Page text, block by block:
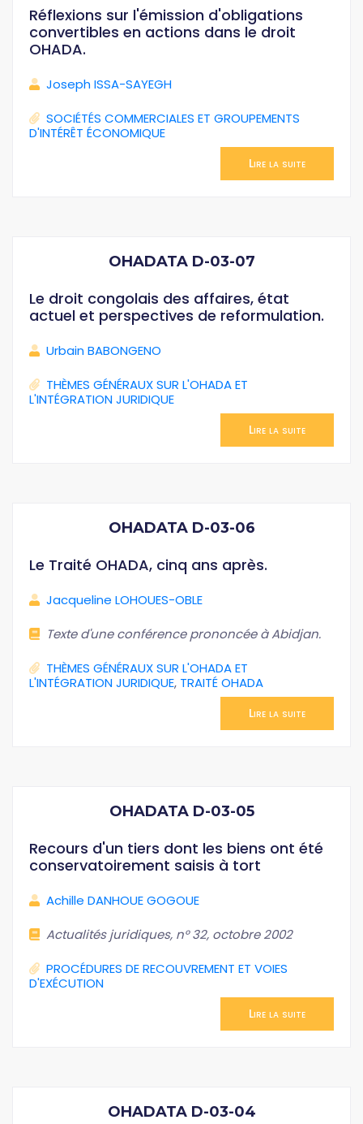
Réflexions sur l'émission d'obligations
convertibles en actions dans le droit
OHADA.
Joseph ISSA-SAYEGH
SOCIÉTÉS COMMERCIALES ET GROUPEMENTS
D'INTÉRÊT ÉCONOMIQUE
Lire la suite
OHADATA D-03-07
Le droit congolais des affaires, état
actuel et perspectives de reformulation.
Urbain BABONGENO
THÈMES GÉNÉRAUX SUR L'OHADA ET
L'INTÉGRATION JURIDIQUE
Lire la suite
OHADATA D-03-06
Le Traité OHADA, cinq ans après.
Jacqueline LOHOUES-OBLE
Texte d'une conférence prononcée à Abidjan.
THÈMES GÉNÉRAUX SUR L'OHADA ET
L'INTÉGRATION JURIDIQUE, TRAITÉ OHADA
Lire la suite
OHADATA D-03-05
Recours d'un tiers dont les biens ont été
conservatoirement saisis à tort
Achille DANHOUE GOGOUE
Actualités juridiques, n° 32, octobre 2002
PROCÉDURES DE RECOUVREMENT ET VOIES
D'EXÉCUTION
Lire la suite
OHADATA D-03-04